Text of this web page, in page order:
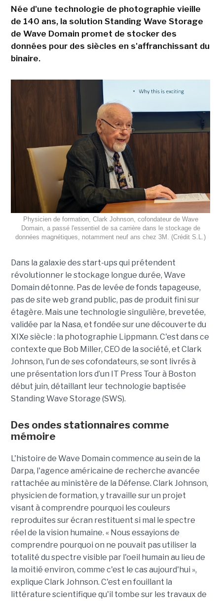
Née d'une technologie de photographie vieille
de 140 ans, la solution Standing Wave Storage
de Wave Domain promet de stocker des
données pour des siècles en s'affranchissant du
binaire.
Physicien de formation, Clark Johnson, cofondateur de Wave
Domain, a passé l'essentiel de sa carrière dans le stockage de
données magnétiques, notamment neuf ans chez 3M. (Crédit S.L.)
Dans la galaxie des start-ups qui prétendent
révolutionner le stockage longue durée, Wave
Domain détonne. Pas de levée de fonds tapageuse,
pas de site web grand public, pas de produit fini sur
étagère. Mais une technologie singulière, brevetée,
validée par la Nasa, et fondée sur une découverte du
XIXe siècle : la photographie Lippmann. C'est dans ce
contexte que Bob Miller, CEO de la société, et Clark
Johnson, l'un de ses cofondateurs, se sont livrés à
une présentation lors d’un IT Press Tour à Boston
début juin, détaillant leur technologie baptisée
Standing Wave Storage (SWS).
Des ondes stationnaires comme
mémoire
L'histoire de Wave Domain commence au sein de la
Darpa, l'agence américaine de recherche avancée
rattachée au ministère de la Défense. Clark Johnson,
physicien de formation, y travaille sur un projet
visant à comprendre pourquoi les couleurs
reproduites sur écran restituent si mal le spectre
réel de la vision humaine. « Nous essayions de
comprendre pourquoi on ne pouvait pas utiliser la
totalité du spectre visible par l'oeil humain au lieu de
la moitié environ, comme c'est le cas aujourd'hui »,
explique Clark Johnson. C'est en fouillant la
littérature scientifique qu'il tombe sur les travaux de